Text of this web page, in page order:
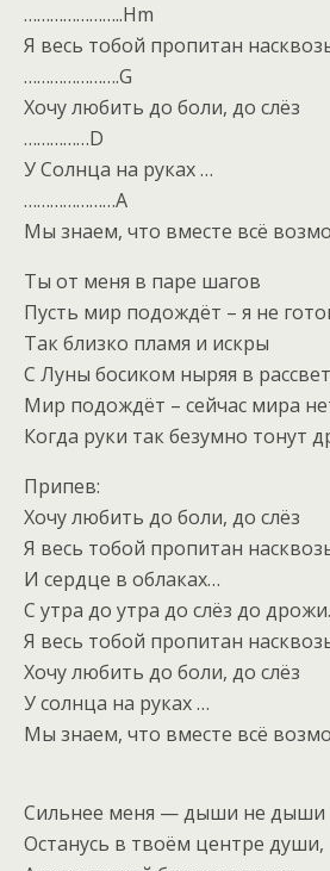
…………………..Hm
Я весь тобой пропитан
………………….G
Хочу любить до боли, до слёз
……………D
У Солнца на руках …
…………………A
Мы знаем, что вместе всё
Ты от меня в паре шагов
Пусть мир подождёт – я не
Так близко пламя и искры
С Луны босиком ныряя в рассвет
Мир подождёт – сейчас мира
Когда руки так безумно тонут
Припев:
Хочу любить до боли, до слёз
Я весь тобой пропитан
И сердце в облаках…
С утра до утра до слёз до дрожи.
Я весь тобой пропитан
Хочу любить до боли, до слёз
У солнца на руках …
Мы знаем, что вместе всё
Сильнее меня — дыши не дыши
Останусь в твоём центре души,